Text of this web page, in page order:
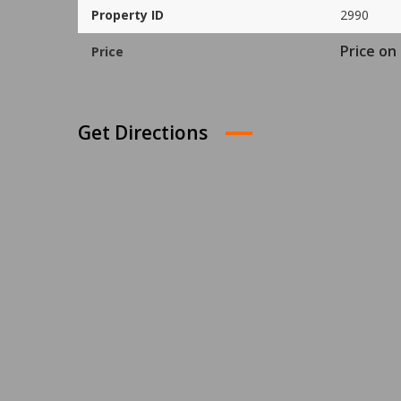
Property ID 2990
Price Price on
Get Directions